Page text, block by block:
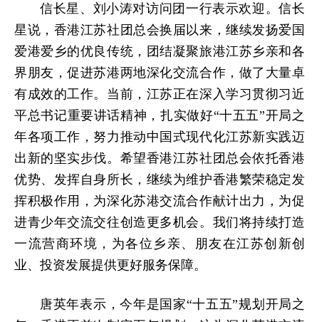
信长星、刘小涛对访问团一行表示欢迎。信长
星说，香港江苏社团总会换届以来，继续发扬爱国
爱港爱乡的优良传统，团结凝聚旅港江苏乡亲和各
界朋友，促进苏港两地深化交流合作，做了大量卓
有成效的工作。当前，江苏正在深入学习贯彻习近
平总书记重要讲话精神，扎实做好“十五五”开局之
年各项工作，努力推动中国式现代化江苏新实践迈
出新的坚实步伐。希望香港江苏社团总会依托香港
优势、发挥自身所长，继续为维护香港繁荣稳定发
挥积极作用，为深化苏港交流合作献计出力，为促
进青少年交流交往创造更多机会。我们将持续打造
一流营商环境，为各位乡亲、朋友在江苏创新创
业、投资发展提供更好服务保障。
唐英年表示，今年是国家“十五五”规划开局之